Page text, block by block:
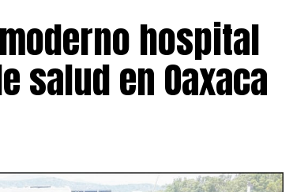
hospital
salud en Oaxaca